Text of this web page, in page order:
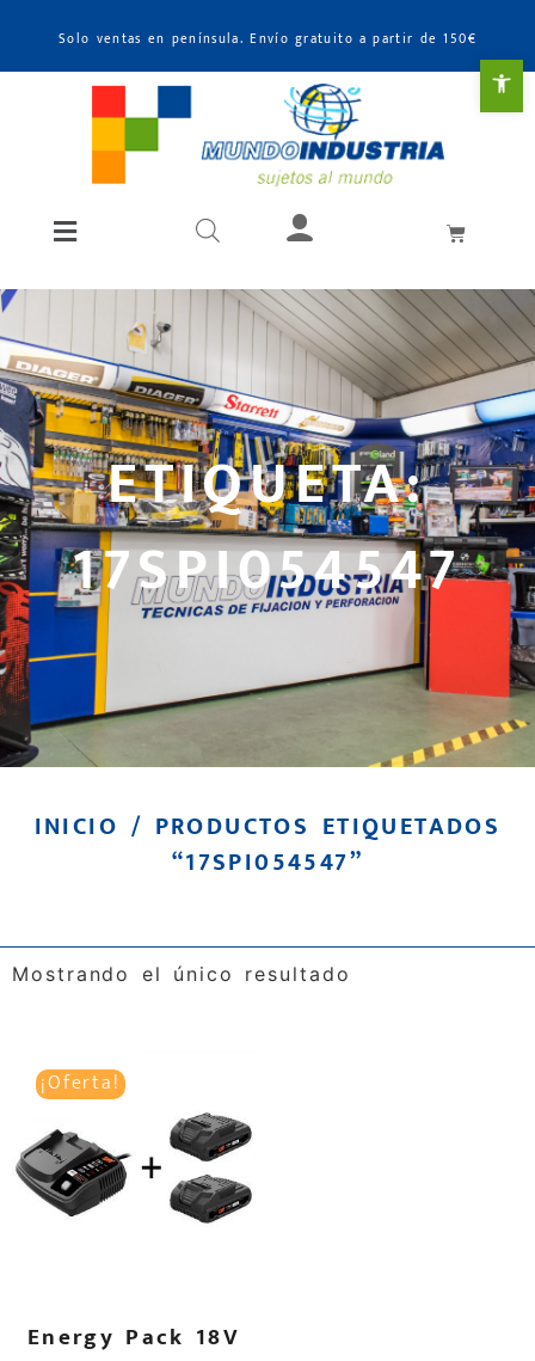
Solo ventas en península. Envío gratuito a partir de 150€
ETIQUETA:
17SPI054547
INICIO / PRODUCTOS ETIQUETADOS
“17SPI054547”
Mostrando el único resultado
¡Oferta!
Energy Pack 18V